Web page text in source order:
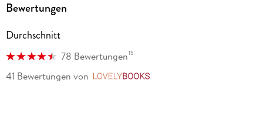
Bewertungen
Durchschnitt
78 Bewertungen15
41 Bewertungen von